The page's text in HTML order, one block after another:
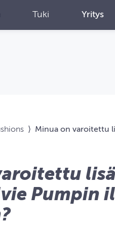
Tuki Yritys
⟩ Minua on varoitettu
Pumpin